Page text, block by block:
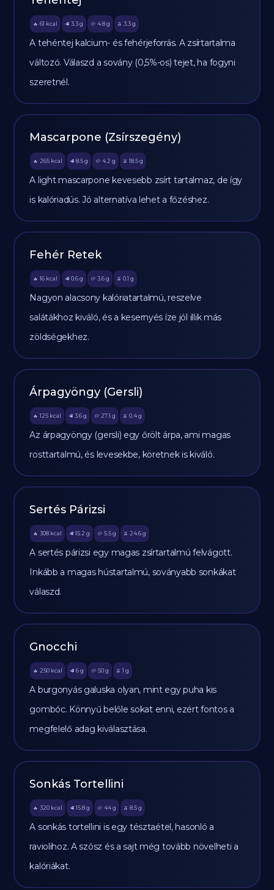
🔥 61 kcal 🥩 3.3 g 🥔 4.8g 🫒 3.3 g
A tehéntej kalcium- és fehérjeforrás. A zsírtartalma
változó. Válaszd a sovány (0,5%-os) tejet, ha fogyni
szeretnél.
Mascarpone (Zsírszegény)
🔥 265 kcal 🥩 8.5 g 🥔 4.2 g 🫒 18.5 g
A light mascarpone kevesebb zsírt tartalmaz, de így
is kalóriadús. Jó alternatíva lehet a főzéshez.
Fehér Retek
🔥 16 kcal 🥩 0.6 g 🥔 3.6g 🫒 0.1 g
Nagyon alacsony kalóriatartalmú, reszelve
salátákhoz kiváló, és a kesernyés íze jól illik más
zöldségekhez.
Árpagyöngy (Gersli)
🔥 125 kcal 🥩 3.6 g 🥔 27.1 g 🫒 0.4 g
Az árpagyöngy (gersli) egy őrölt árpa, ami magas
rosttartalmú, és levesekbe, köretnek is kiváló.
Sertés Párizsi
🔥 308 kcal 🥩 15.2 g 🥔 5.5g 🫒 24.6 g
A sertés párizsi egy magas zsírtartalmú felvágott.
Inkább a magas hústartalmú, soványabb sonkákat
válaszd.
Gnocchi
🔥 250 kcal 🥩 6 g 🥔 50g 🫒 1 g
A burgonyás galuska olyan, mint egy puha kis
gombóc. Könnyű belőle sokat enni, ezért fontos a
megfelelő adag kiválasztása.
Sonkás Tortellini
🔥 320 kcal 🥩 15.8 g 🥔 44g 🫒 8.5 g
A sonkás tortellini is egy tésztaétel, hasonló a
raviolihoz. A szósz és a sajt még tovább növelheti a
kalóriákat.